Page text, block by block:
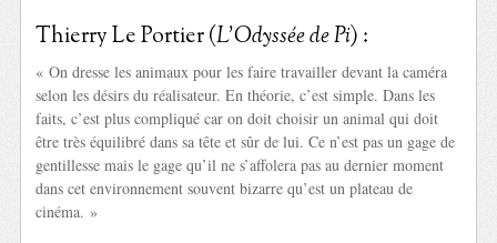
Thierry Le Portier (L’Odyssée de Pi) :
« On dresse les animaux pour les faire travailler devant la caméra
selon les désirs du réalisateur. En théorie, c’est simple. Dans les
faits, c’est plus compliqué car on doit choisir un animal qui doit
être très équilibré dans sa tête et sûr de lui. Ce n’est pas un gage de
gentillesse mais le gage qu’il ne s’affolera pas au dernier moment
dans cet environnement souvent bizarre qu’est un plateau de
cinéma. »